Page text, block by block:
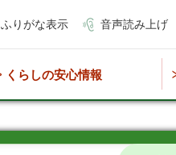
ふりがな表示 音声読み上げ
くらしの安心情報